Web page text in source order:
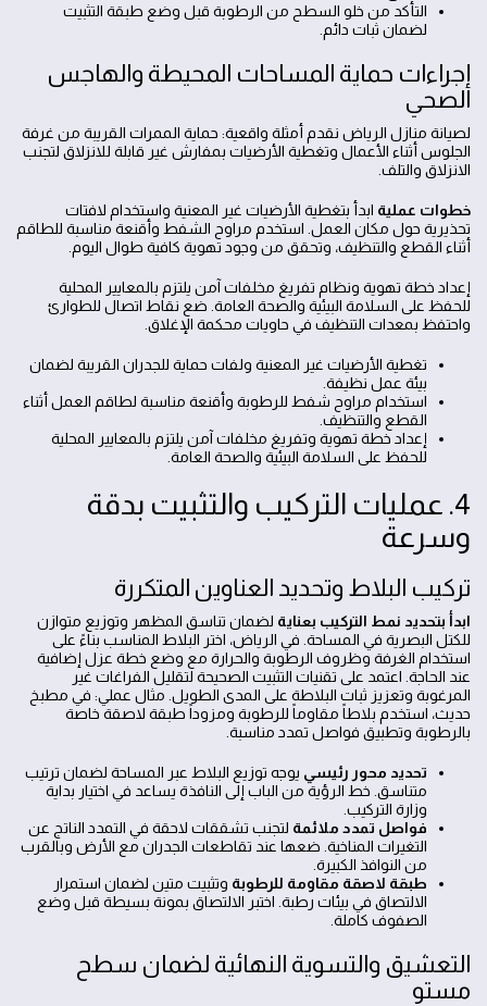
التأكد من خلو السطح من الرطوبة قبل وضع طبقة التثبيت
لضمان ثبات دائم.
إجراءات حماية المساحات المحيطة والهاجس
الصحي
لصيانة منازل الرياض نقدم أمثلة واقعية: حماية الممرات القريبة من غرفة
الجلوس أثناء الأعمال وتغطية الأرضيات بمفارش غير قابلة للانزلاق لتجنب
الانزلاق والتلف.
خطوات عملية ابدأ بتغطية الأرضيات غير المعنية واستخدام لافتات
تحذيرية حول مكان العمل. استخدم مراوح الشفط وأقنعة مناسبة للطاقم
أثناء القطع والتنظيف، وتحقق من وجود تهوية كافية طوال اليوم.
إعداد خطة تهوية ونظام تفريغ مخلفات آمن يلتزم بالمعايير المحلية
للحفظ على السلامة البيئية والصحة العامة. ضع نقاط اتصال للطوارئ
واحتفظ بمعدات التنظيف في حاويات محكمة الإغلاق.
تغطية الأرضيات غير المعنية ولفات حماية للجدران القريبة لضمان
بيئة عمل نظيفة.
استخدام مراوح شفط للرطوبة وأقنعة مناسبة لطاقم العمل أثناء
القطع والتنظيف.
إعداد خطة تهوية وتفريغ مخلفات آمن يلتزم بالمعايير المحلية
للحفظ على السلامة البيئية والصحة العامة.
4. عمليات التركيب والتثبيت بدقة
وسرعة
تركيب البلاط وتحديد العناوين المتكررة
ابدأ بتحديد نمط التركيب بعناية لضمان تناسق المظهر وتوزيع متوازن
للكتل البصرية في المساحة. في الرياض، اختر البلاط المناسب بناءً على
استخدام الغرفة وظروف الرطوبة والحرارة مع وضع خطة عزل إضافية
عند الحاجة. اعتمد على تقنيات التثبيت الصحيحة لتقليل الفراغات غير
المرغوبة وتعزيز ثبات البلاطة على المدى الطويل. مثال عملي: في مطبخ
حديث، استخدم بلاطاً مقاوماً للرطوبة ومزوداً طبقة لاصقة خاصة
بالرطوبة وتطبيق فواصل تمدد مناسبة.
تحديد محور رئيسي يوجه توزيع البلاط عبر المساحة لضمان ترتيب
متناسق. خط الرؤية من الباب إلى النافذة يساعد في اختيار بداية
وزارة التركيب.
فواصل تمدد ملائمة لتجنب تشققات لاحقة في التمدد الناتج عن
التغيرات المناخية. ضعها عند تقاطعات الجدران مع الأرض وبالقرب
من النوافذ الكبيرة.
طبقة لاصقة مقاومة للرطوبة وتثبيت متين لضمان استمرار
الالتصاق في بيئات رطبة. اختبر الالتصاق بمونة بسيطة قبل وضع
الصفوف كاملة.
التعشيق والتسوية النهائية لضمان سطح
مستو